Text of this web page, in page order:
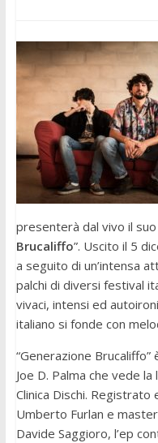
presenterà dal vivo il suo
Brucaliffo”. Uscito il 5
a seguito di un’intensa
palchi di diversi festival
vivaci, intensi ed
italiano si fonde con
“Generazione
Joe D. Palma che vede
Clinica Dischi. Registrato
Umberto Furlan e
Davide Saggioro, l’ep